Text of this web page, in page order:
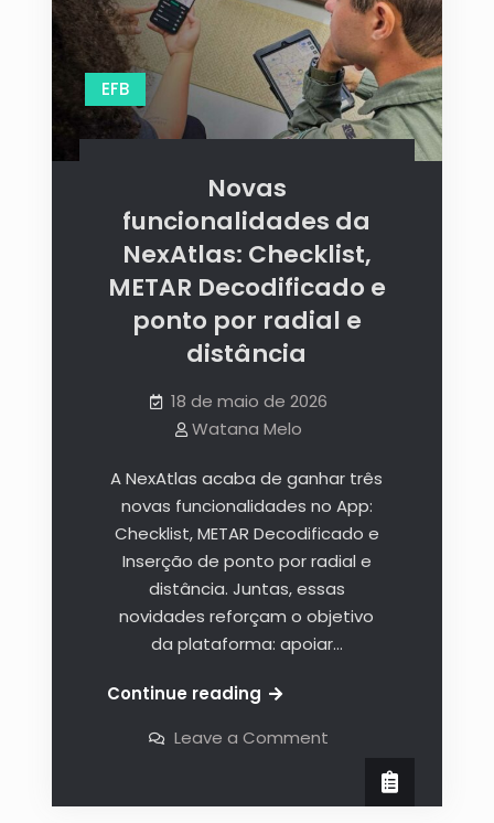
EFB
Novas
funcionalidades da
NexAtlas: Checklist,
METAR Decodificado e
ponto por radial e
distância
18 de maio de 2026
Watana Melo
A NexAtlas acaba de ganhar três
novas funcionalidades no App:
Checklist, METAR Decodificado e
Inserção de ponto por radial e
distância. Juntas, essas
novidades reforçam o objetivo
da plataforma: apoiar…
Continue reading
Leave a Comment